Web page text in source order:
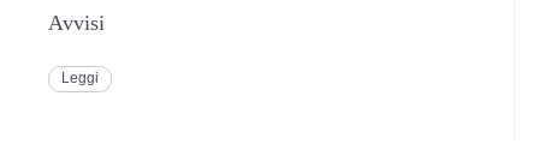
Avvisi
Leggi